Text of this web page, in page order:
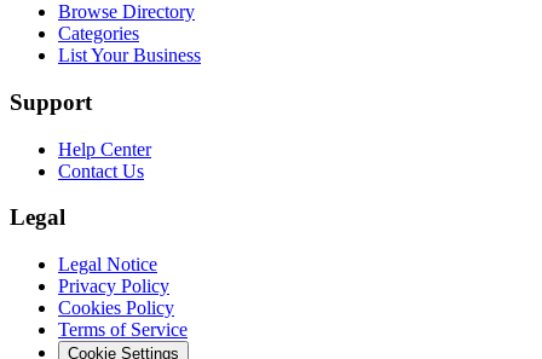
Browse Directory
Categories
List Your Business
Support
Help Center
Contact Us
Legal
Legal Notice
Privacy Policy
Cookies Policy
Terms of Service
Cookie Settings